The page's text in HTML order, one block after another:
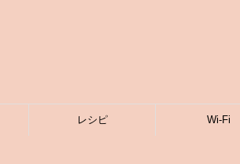
レシピ Wi-Fi